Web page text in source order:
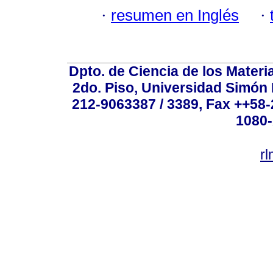
· resumen en Inglés ·
Dpto. de Ciencia de los
2do. Piso, Universidad
212-9063387 / 3389, Fax